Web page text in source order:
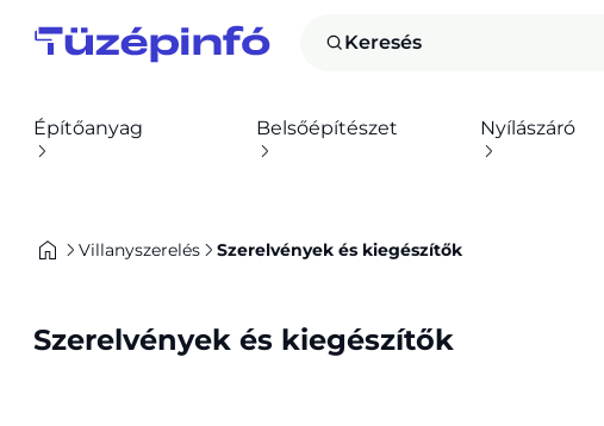
Keresés
Építőanyag Belsőépítészet Nyílászáró
Villanyszerelés Szerelvények és kiegészítők
Szerelvények és kiegészítők